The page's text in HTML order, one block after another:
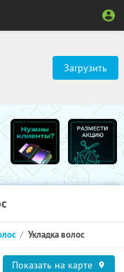
Загрузить
Укладка волос
Показать на карте